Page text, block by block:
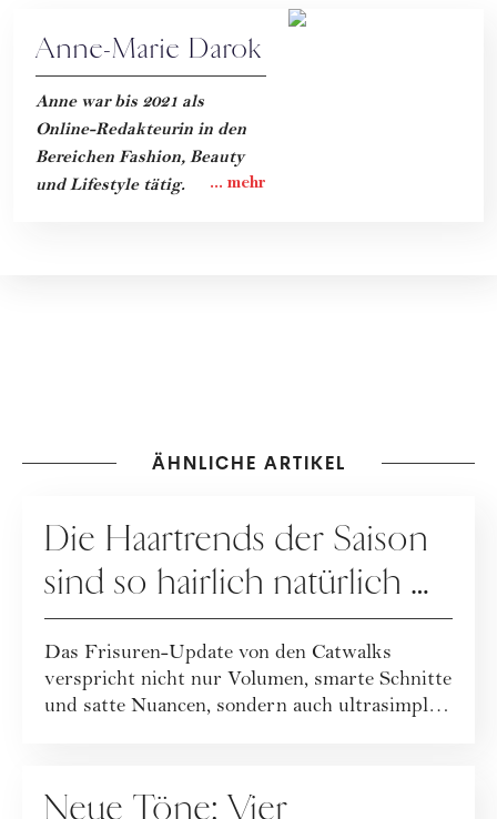
Anne-Marie Darok
Anne war bis 2021 als
Online-Redakteurin in den
Bereichen Fashion, Beauty
und Lifestyle tätig.
ÄHNLICHE ARTIKEL
Die Haartrends der Saison
sind so hairlich natürlich …
Das Frisuren-Update von den Catwalks
verspricht nicht nur Volumen, smarte Schnitte
und satte Nuancen, sondern auch ultrasimple
Neue Töne: Vier